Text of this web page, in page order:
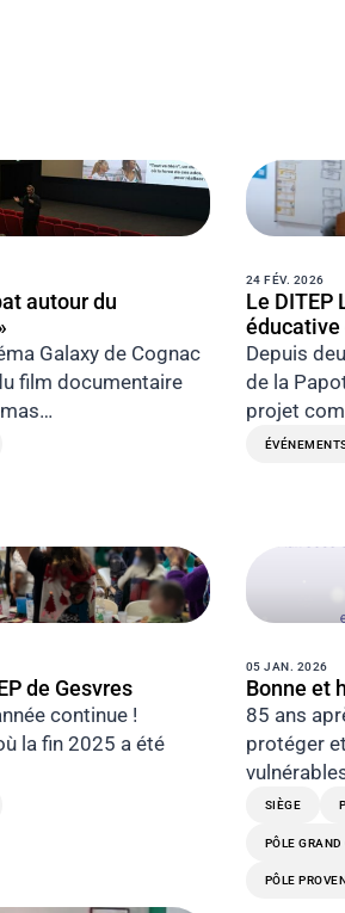
autour du
Galaxy de Cognac
film documentaire
24 FÉV. 2026
Le DITEP
Depuis
de la
projet
de Gesvres
continue !
la fin 2025 a été
05 JAN. 2026
Bonne et
85 ans
protéger
SIÈGE
PÔLE GRAND
PÔLE